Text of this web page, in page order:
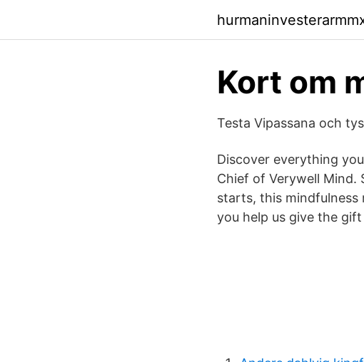
Kort om
Testa Vipassana och
Discover everything
Chief of Verywell Mind.
starts, this mindfulness
you help us give the